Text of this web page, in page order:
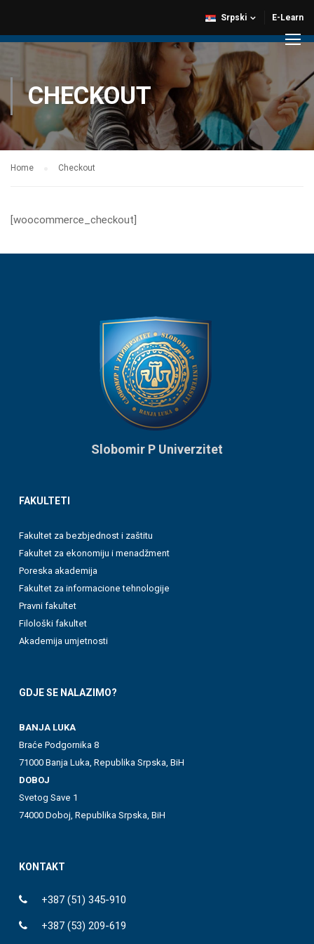
E-Learn
Srpski
CHECKOUT
Home Checkout
[woocommerce_checkout]
Slobomir P Univerzitet
FAKULTETI
Fakultet za bezbjednost i zaštitu
Fakultet za ekonomiju i menadžment
Poreska akademija
Fakultet za informacione tehnologije
Pravni fakultet
Filološki fakultet
Akademija umjetnosti
GDJE SE NALAZIMO?
BANJA LUKA
Braće Podgornika 8
71000 Banja Luka, Republika Srpska, BiH
DOBOJ
Svetog Save 1
74000 Doboj, Republika Srpska, BiH
KONTAKT
+387 (51) 345-910
+387 (53) 209-619